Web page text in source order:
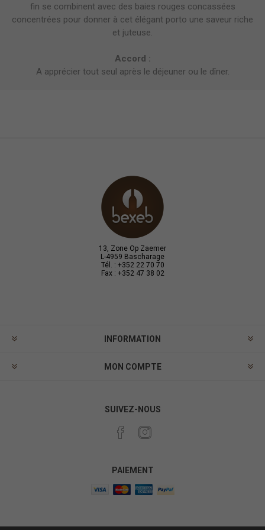
fin se combinent avec des baies rouges concassées
concentrées pour donner à cet élégant porto une saveur riche
et juteuse.
Accord :
A apprécier tout seul après le déjeuner ou le dîner.
13, Zone Op Zaemer
L-4959 Bascharage
Tél. : +352 22 70 70
Fax : +352 47 38 02
INFORMATION
MON COMPTE
SUIVEZ-NOUS
PAIEMENT